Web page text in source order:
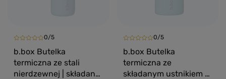
0/5
b.box Butelka
termiczna ze stali
nierdzewnej | składany
0/5
b.box Butelka
termiczna ze
składanym ustnikiem –